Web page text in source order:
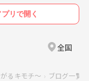
プリで開く
全国
るキモチ～ ブログ一覧